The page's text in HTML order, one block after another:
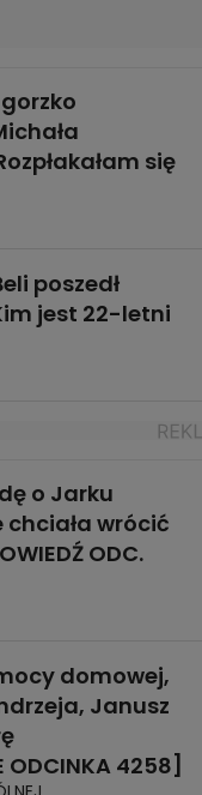
się
poszedł
jest 22-letni
o Jarku
chciała wrócić
ODC.
domowej,
Janusz
ODCINKA 4258]